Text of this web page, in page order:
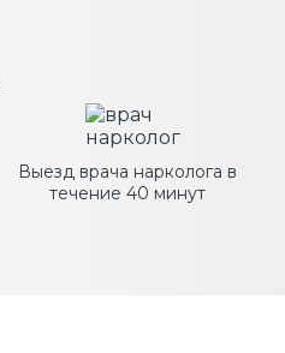
Выезд врача нарколога в
течение 40 минут